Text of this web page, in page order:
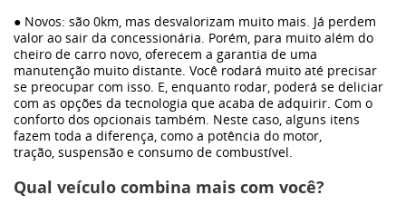
● Novos: são 0km, mas desvalorizam muito mais. Já perdem
valor ao sair da concessionária. Porém, para muito além do
cheiro de carro novo, oferecem a garantia de uma
manutenção muito distante. Você rodará muito até precisar
se preocupar com isso. E, enquanto rodar, poderá se deliciar
com as opções da tecnologia que acaba de adquirir. Com o
conforto dos opcionais também. Neste caso, alguns itens
fazem toda a diferença, como a potência do motor,
tração, suspensão e consumo de combustível.
Qual veículo combina mais com você?